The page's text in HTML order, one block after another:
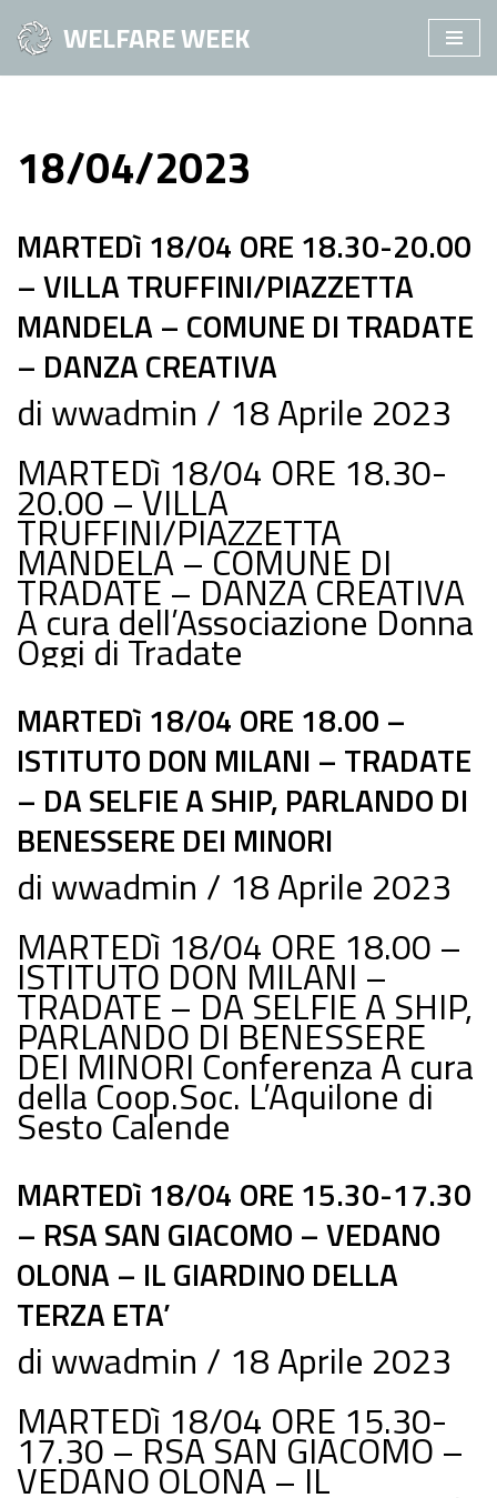
Vai
WELFARE WEEK
18/04/2023
MARTEDì 18/04 ORE 18.30-20.00
– VILLA TRUFFINI/PIAZZETTA
MANDELA – COMUNE DI TRADATE
– DANZA CREATIVA
di wwadmin
18 Aprile 2023
MARTEDì 18/04 ORE 18.30-
20.00 – VILLA
TRUFFINI/PIAZZETTA
MANDELA – COMUNE DI
TRADATE – DANZA CREATIVA
A cura dell’Associazione Donna
Oggi di Tradate
MARTEDì 18/04 ORE 18.00 –
ISTITUTO DON MILANI – TRADATE
– DA SELFIE A SHIP, PARLANDO DI
BENESSERE DEI MINORI
di wwadmin
18 Aprile 2023
MARTEDì 18/04 ORE 18.00 –
ISTITUTO DON MILANI –
TRADATE – DA SELFIE A SHIP,
PARLANDO DI BENESSERE
DEI MINORI Conferenza A cura
della Coop.Soc. L’Aquilone di
Sesto Calende
MARTEDì 18/04 ORE 15.30-17.30
– RSA SAN GIACOMO – VEDANO
OLONA – IL GIARDINO DELLA
TERZA ETA’
di wwadmin
18 Aprile 2023
MARTEDì 18/04 ORE 15.30-
17.30 – RSA SAN GIACOMO –
VEDANO OLONA – IL